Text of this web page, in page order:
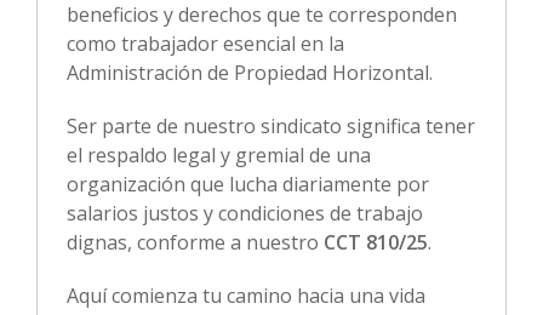
beneficios y derechos que te corresponden
como trabajador esencial en la
Administración de Propiedad Horizontal.
Ser parte de nuestro sindicato significa tener
el respaldo legal y gremial de una
organización que lucha diariamente por
salarios justos y condiciones de trabajo
dignas, conforme a nuestro CCT 810/25.
Aquí comienza tu camino hacia una vida